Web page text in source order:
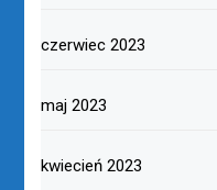
czerwiec 2023
maj 2023
kwiecień 2023